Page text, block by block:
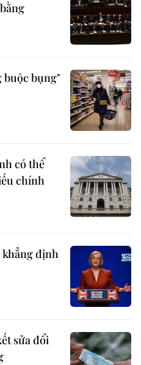
buộc bụng"
có thể
chính
định
sửa đổi